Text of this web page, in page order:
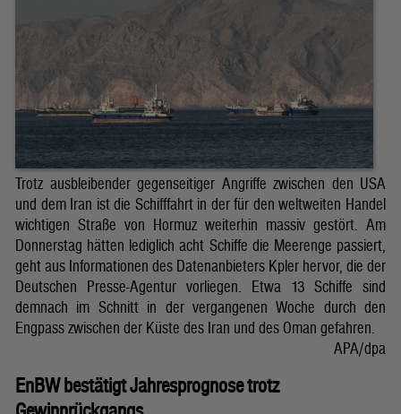
Trotz ausbleibender gegenseitiger Angriffe zwischen den USA
und dem Iran ist die Schifffahrt in der für den weltweiten Handel
wichtigen Straße von Hormuz weiterhin massiv gestört. Am
Donnerstag hätten lediglich acht Schiffe die Meerenge passiert,
geht aus Informationen des Datenanbieters Kpler hervor, die der
Deutschen Presse-Agentur vorliegen. Etwa 13 Schiffe sind
demnach im Schnitt in der vergangenen Woche durch den
Engpass zwischen der Küste des Iran und des Oman gefahren.
APA/dpa
EnBW bestätigt Jahresprognose trotz